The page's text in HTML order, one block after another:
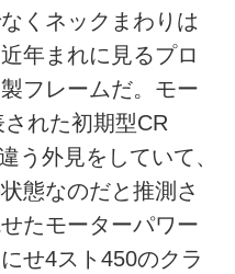
くネックまわりは
年まれに見るプロ
フレームだ。モー
れた初期型CR
う外見をしていて、
態なのだと推測さ
たモーターパワー
せ4スト450のクラ